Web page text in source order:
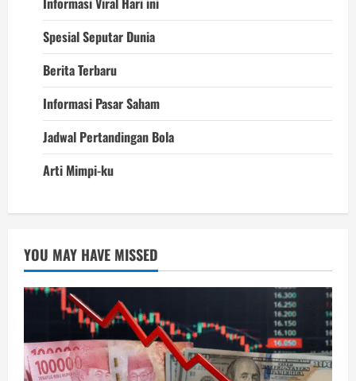
Spesial Seputar Dunia
Berita Terbaru
Informasi Pasar Saham
Jadwal Pertandingan Bola
Arti Mimpi-ku
YOU MAY HAVE MISSED